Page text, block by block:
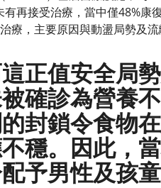
再接受治療，當中僅48%康
，主要原因與動盪局勢及流
正值安全局
確診為營養
封鎖令食物
穩。因此，
予男性及孩